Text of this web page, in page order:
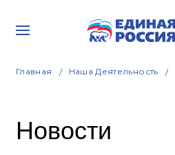
Главная Наша Деятельность
Новости